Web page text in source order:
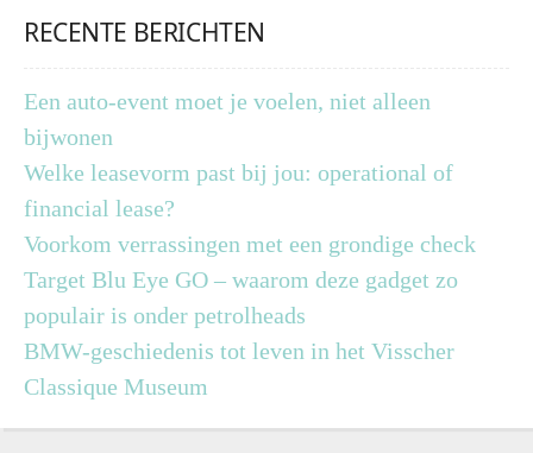
RECENTE BERICHTEN
Een auto-event moet je voelen, niet alleen
bijwonen
Welke leasevorm past bij jou: operational of
financial lease?
Voorkom verrassingen met een grondige check
Target Blu Eye GO – waarom deze gadget zo
populair is onder petrolheads
BMW-geschiedenis tot leven in het Visscher
Classique Museum